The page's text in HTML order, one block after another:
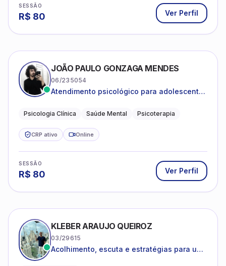
SESSÃO
R$ 80 Ver Perfil
JOÃO PAULO GONZAGA MENDES
06/235054
Atendimento psicológico para adolescentes
depressão e autoestima.
Psicologia Clínica Saúde Mental Psicoterapia
CRP ativo Online
SESSÃO
R$ 80 Ver Perfil
KLEBER ARAUJO QUEIROZ
03/29615
Acolhimento, escuta e estratégias para uma